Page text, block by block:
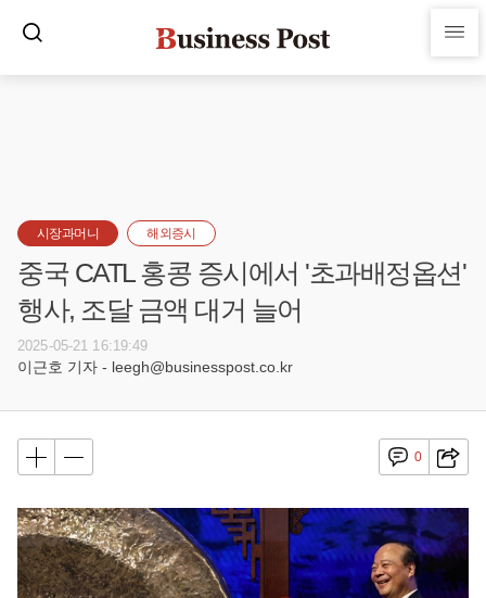
시장과머니 해외증시
중국 CATL 홍콩 증시에서 '초과배정옵션'
행사, 조달 금액 대거 늘어
2025-05-21 16:19:49
이근호 기자 - leegh@businesspost.co.kr
0